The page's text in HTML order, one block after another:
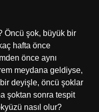
Öncü şok, büyük bir
hafta önce
önce aynı
meydana geldiyse,
deyişle, öncü şoklar
şoktan sonra tespit
nasıl olur?